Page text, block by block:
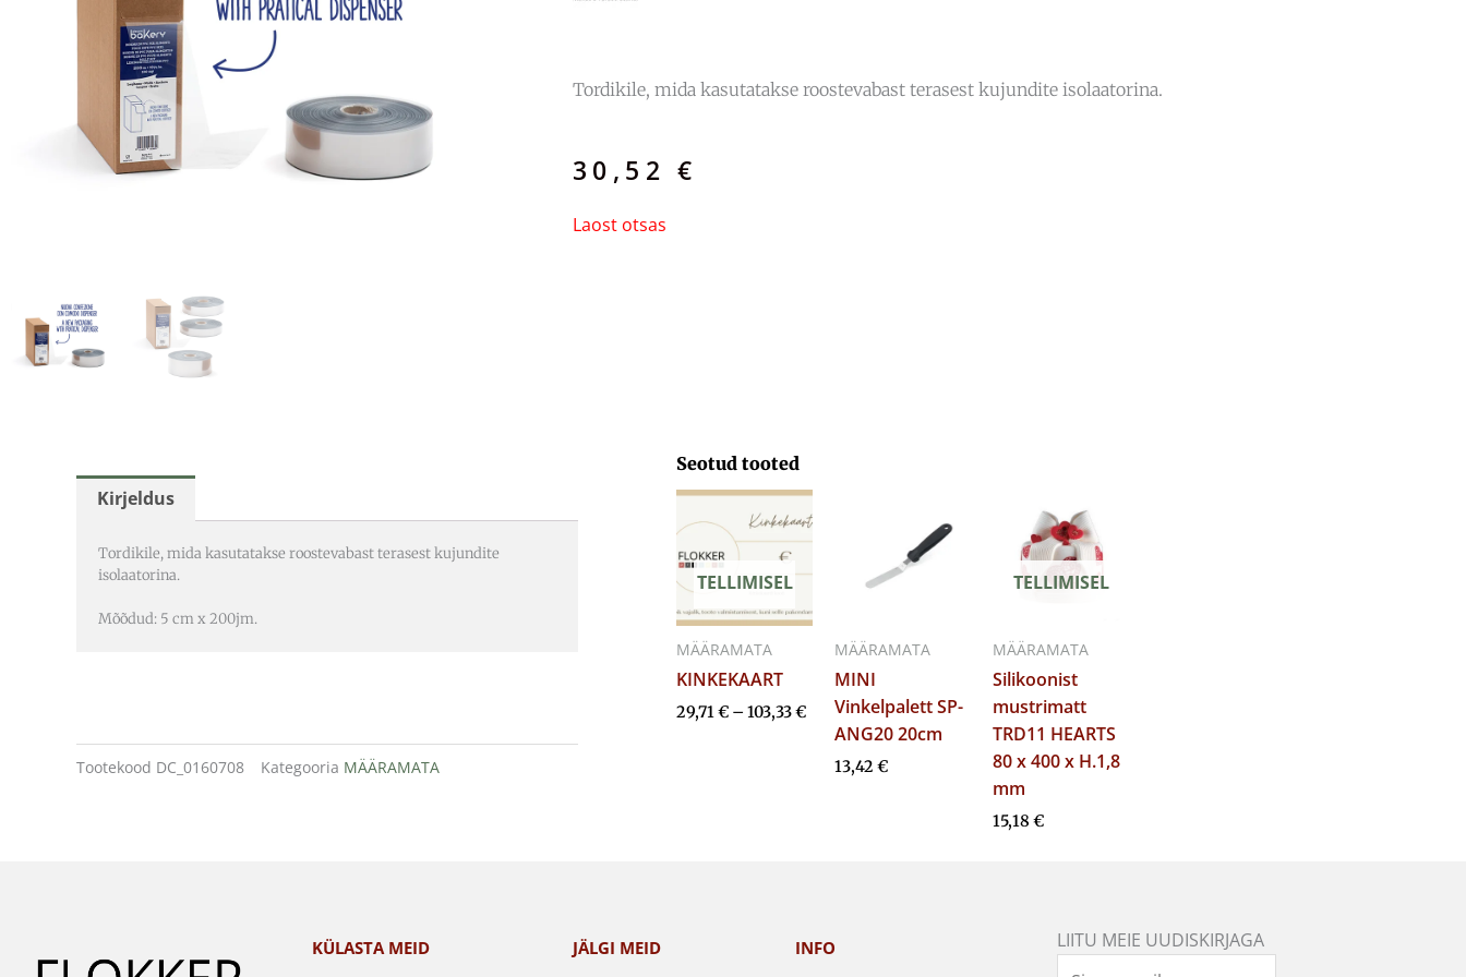
Tordikile, mida kasutatakse roostevabast terasest kujundite isolaatorina.
30,52€
Laost otsas
Kirjeldus
Tordikile, mida kasutatakse roostevabast terasest kujundite
isolaatorina.
Mõõdud: 5 cm x 200jm.
Tootekood DC_0160708 Kategooria MÄÄRAMATA
Seotud tooted
TELLIMISEL
MÄÄRAMATA
KINKEKAART
29,71€ – 103,33€
Hinnavahemik:
29,71 €
kuni
MÄÄRAMATA
MINI
Vinkelpalett SP-
ANG20 20cm
13,42 €
TELLIMISEL
MÄÄRAMATA
Silikoonist
mustrimatt
TRD11 HEARTS
80 x 400 x H.1,8
mm
15,18 €
KÜLASTA MEID JÄLGI MEID INFO LIITU MEIE UUDISKIRJAGA